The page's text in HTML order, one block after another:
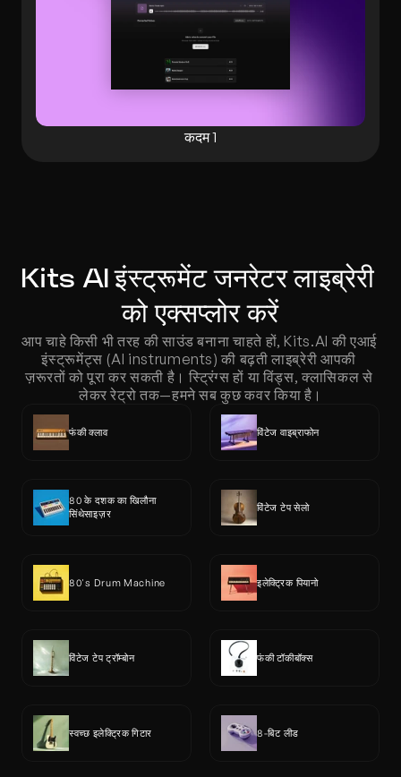
कदम 1
Kits AI इंस्ट्रूमेंट जनरेटर लाइब्रेरी
को एक्सप्लोर करें
आप चाहे किसी भी तरह की साउंड बनाना चाहते हों, Kits.AI की एआई
इंस्ट्रूमेंट्स (AI instruments) की बढ़ती लाइब्रेरी आपकी
ज़रूरतों को पूरा कर सकती है। स्ट्रिंग्स हों या विंड्स, क्लासिकल से
लेकर रेट्रो तक—हमने सब कुछ कवर किया है।
फंकी क्लाव विंटेज वाइब्राफोन
80 के दशक का खिलौना
सिंथेसाइज़र
विंटेज टेप सेलो
80's Drum Machine इलेक्ट्रिक पियानो
विंटेज टेप ट्रॉम्बोन फंकी टॉकीबॉक्स
स्वच्छ इलेक्ट्रिक गिटार 8-बिट लीड